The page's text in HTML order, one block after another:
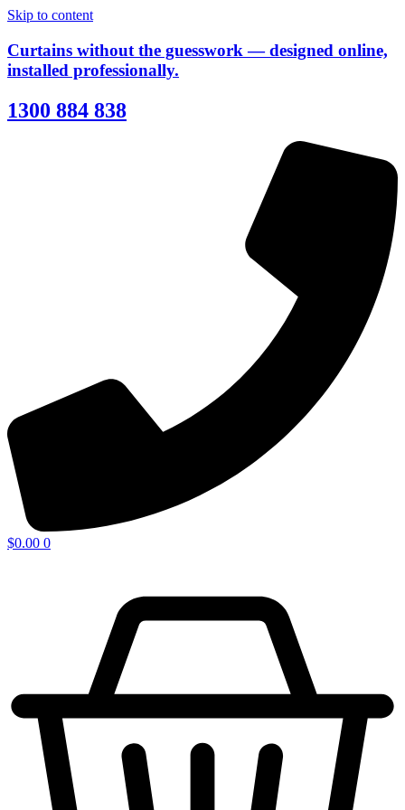
Skip to content
Curtains without the guesswork — designed online,
installed professionally.
1300 884 838
$0.00 0